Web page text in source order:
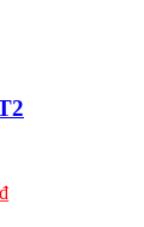
₫Giá